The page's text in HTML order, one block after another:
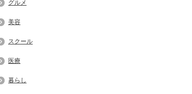
グルメ
美容
スクール
医療
暮らし